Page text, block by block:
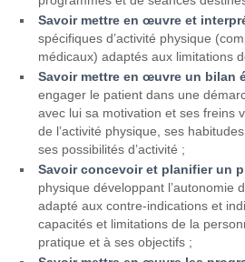
Savoir mettre en œuvre et
spécifiques d’activité physique
médicaux) adaptés aux limitations
Savoir mettre en œuvre un bilan
engager le patient dans une
avec lui sa motivation et ses freins
de l’activité physique, ses
ses possibilités d’activité ;
Savoir concevoir et planifier un
physique développant l’autonomie
adapté aux contre-indications et
capacités et limitations de la
pratique et à ses objectifs ;